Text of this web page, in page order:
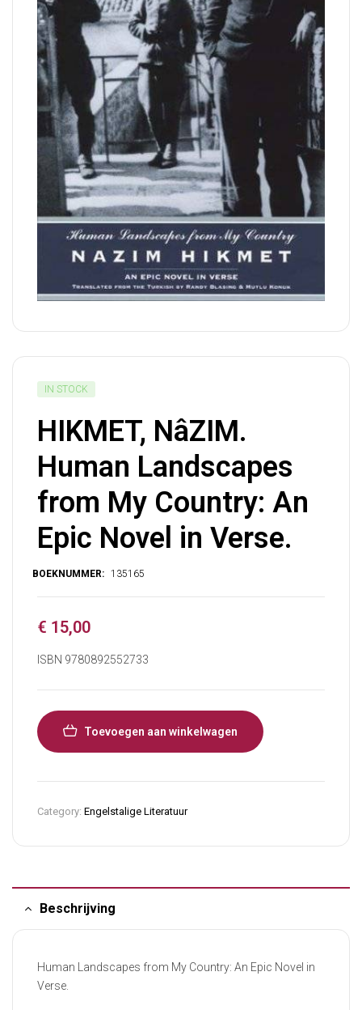
IN STOCK
HIKMET, NâZIM.
Human Landscapes
from My Country: An
Epic Novel in Verse.
€ 15,00
ISBN 9780892552733
Toevoegen aan winkelwagen
Category: Engelstalige Literatuur
Beschrijving
Human Landscapes from My Country: An Epic Novel in
Verse.